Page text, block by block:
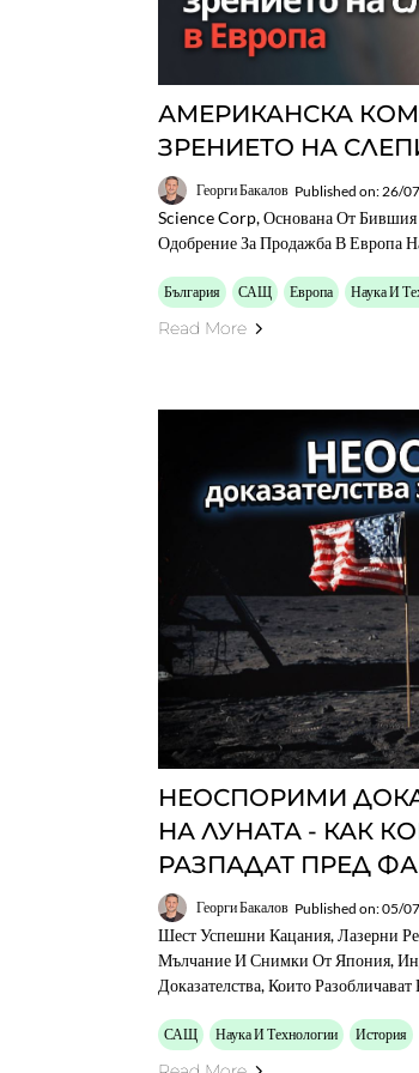
АМЕРИКАНСКА
ЗРЕНИЕТО НА
Георги Бакалов Published on: 26/
Science Corp, Основана От
Одобрение За Продажба В Европа
България САЩ Европа Наука И
Read More
НЕОСПОРИМИ
НА ЛУНАТА - КАК
РАЗПАДАТ ПРЕД
Георги Бакалов Published on: 05/
Шест Успешни Кацания, Лазерни
Мълчание И Снимки От Япония,
Доказателства, Които
САЩ Наука И Технологии История